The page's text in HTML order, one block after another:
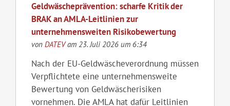
Geldwäscheprävention: scharfe Kritik der
BRAK an AMLA-Leitlinien zur
unternehmensweiten Risikobewertung
von DATEVam 23. Juli 2026 um 6:34
Nach der EU-Geldwäscheverordnung müssen
Verpflichtete eine unternehmensweite
Bewertung von Geldwäscherisiken
vornehmen. Die AMLA hat dafür Leitlinien